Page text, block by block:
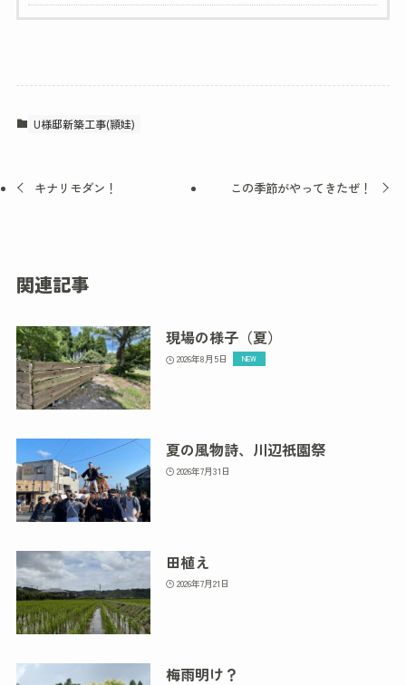
U様邸新築工事(頴娃)
キナリモダン！ この季節がやってきたぜ！
関連記事
現場の様子（夏）
2026年8月5日
夏の風物詩、川辺祇園祭
2026年7月31日
田植え
2026年7月21日
梅雨明け？